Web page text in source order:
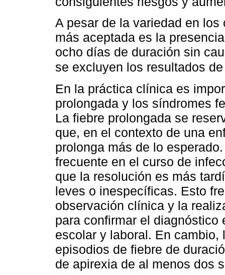
A pesar de la variedad en
más aceptada es la
ocho días de duración sin
se excluyen los resultados
En la práctica clínica es
prolongada y los síndromes
La fiebre prolongada se
que, en el contexto de una
prolonga más de lo
frecuente en el curso de
que la resolución es más
leves o inespecíficas. Esto
observación clínica y la
para confirmar el
escolar y laboral. En cambio,
episodios de fiebre de
de apirexia de al menos dos